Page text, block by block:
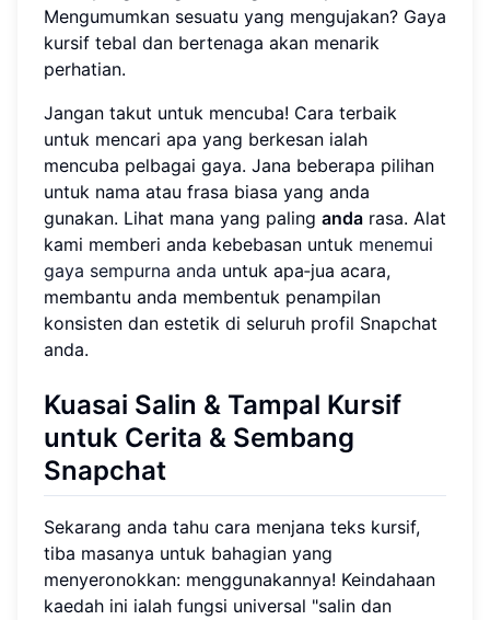
Mengumumkan sesuatu yang mengujakan? Gaya
kursif tebal dan bertenaga akan menarik
perhatian.
Jangan takut untuk mencuba! Cara terbaik
untuk mencari apa yang berkesan ialah
mencuba pelbagai gaya. Jana beberapa pilihan
untuk nama atau frasa biasa yang anda
gunakan. Lihat mana yang paling anda rasa. Alat
kami memberi anda kebebasan untuk menemui
gaya sempurna anda untuk apa‑jua acara,
membantu anda membentuk penampilan
konsisten dan estetik di seluruh profil Snapchat
anda.
Kuasai Salin & Tampal Kursif
untuk Cerita & Sembang
Snapchat
Sekarang anda tahu cara menjana teks kursif,
tiba masanya untuk bahagian yang
menyeronokkan: menggunakannya! Keindahaan
kaedah ini ialah fungsi universal "salin dan